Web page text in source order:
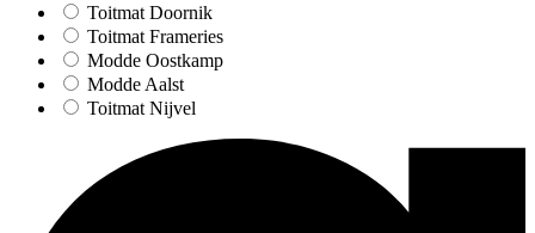
Toitmat Doornik
Toitmat Frameries
Modde Oostkamp
Modde Aalst
Toitmat Nijvel